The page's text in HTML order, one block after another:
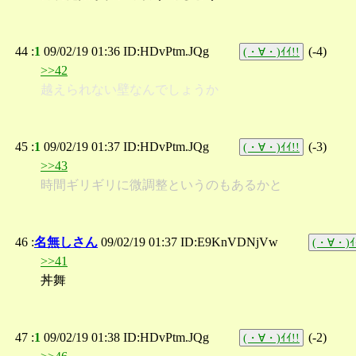
44 :1 09/02/19 01:36 ID:HDvPtm.JQg (・∀・)ｲｲ!! (-4)
>>42
越えられない壁なんでしょうか
45 :1 09/02/19 01:37 ID:HDvPtm.JQg (・∀・)ｲｲ!! (-3)
>>43
時間ギリギリに微調整というのもあるかと
46 :名無しさん 09/02/19 01:37 ID:E9KnVDNjVw (・∀・)
>>41
丼舞
47 :1 09/02/19 01:38 ID:HDvPtm.JQg (・∀・)ｲｲ!! (-2)